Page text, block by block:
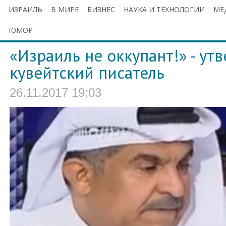
ИЗРАИЛЬ В МИРЕ БИЗНЕС НАУКА И ТЕХНОЛОГИИ
ЮМОР
«Израиль не оккупант!» -
кувейтский писатель
26.11.2017 19:03